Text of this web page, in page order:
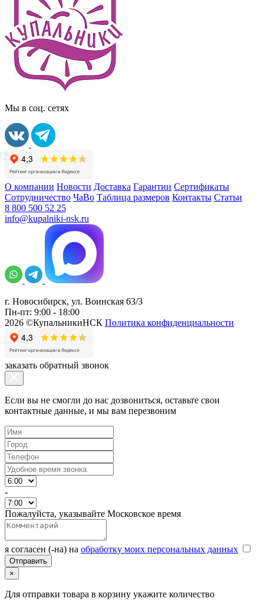
Мы в соц. сетях
О компании Новости Доставка Гарантии Сертификаты
Сотрудничество ЧаВо Таблица размеров Контакты Статьи
8 800 500 52 25
info@kupalniki-nsk.ru
г. Новосибирск, ул. Воинская 63/3
Пн-пт: 9:00 - 18:00
2026 ©КупальникиНСК Политика конфиденциальности
заказать обратный звонок
Если вы не смогли до нас дозвониться, оставьте свои
контактные данные, и мы вам перезвоним
-
Пожалуйста, указывайте Московское время
я согласен (-на) на обработку моих персональных данных
×
Для отправки товара в корзину укажите количество